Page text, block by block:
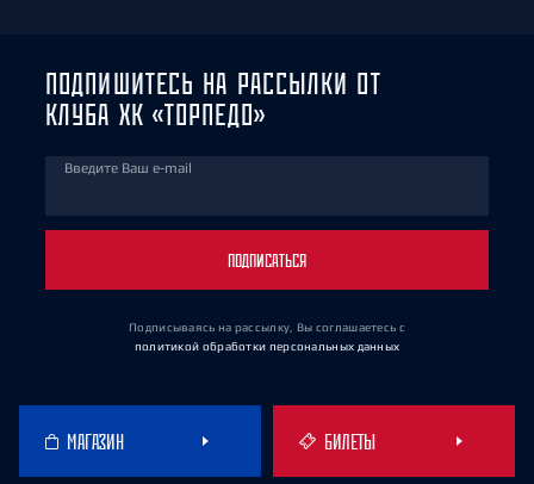
ПОДПИШИТЕСЬ НА РАССЫЛКИ ОТ
КЛУБА ХК «ТОРПЕДО»
Введите Ваш e-mail
ПОДПИСАТЬСЯ
Подписываясь на рассылку, Вы соглашаетесь с
политикой обработки персональных данных
МАГАЗИН БИЛЕТЫ